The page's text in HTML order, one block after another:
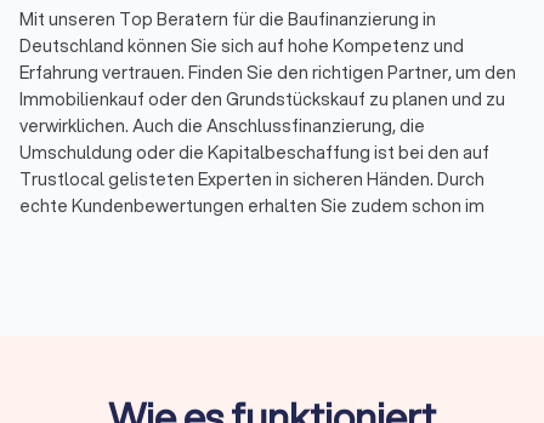
Mit unseren Top Beratern für die Baufinanzierung in
Deutschland können Sie sich auf hohe Kompetenz und
Erfahrung vertrauen. Finden Sie den richtigen Partner, um den
Immobilienkauf oder den Grundstückskauf zu planen und zu
verwirklichen. Auch die Anschlussfinanzierung, die
Umschuldung oder die Kapitalbeschaffung ist bei den auf
Trustlocal gelisteten Experten in sicheren Händen. Durch
echte Kundenbewertungen erhalten Sie zudem schon im